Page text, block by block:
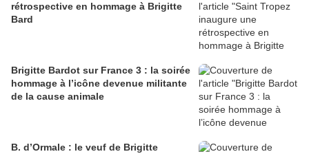
rétrospective en hommage à Brigitte
Bard
Brigitte Bardot sur France 3 : la soirée
hommage à l’icône devenue militante
de la cause animale
B. d’Ormale : le veuf de Brigitte